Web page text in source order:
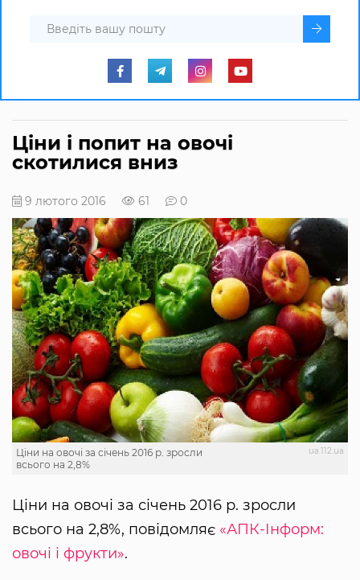
Ціни і попит на овочі
скотилися вниз
9 лютого 2016 61 0
ua.112.ua
Ціни на овочі за січень 2016 р. зросли
всього на 2,8%
Ціни на овочі за січень 2016 р. зросли
всього на 2,8%, повідомляє «АПК-Інформ:
овочі і фрукти».